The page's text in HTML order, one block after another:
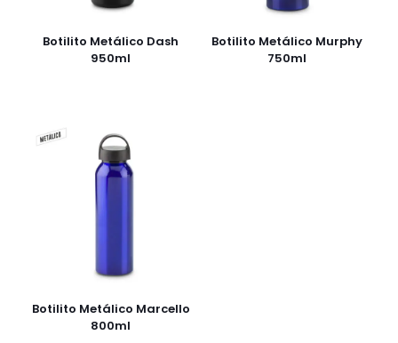
Botilito Metálico Dash
950ml
Botilito Metálico Murphy
750ml
Botilito Metálico Marcello
800ml